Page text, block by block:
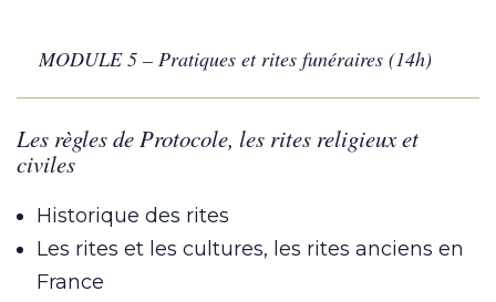
MODULE 5 – Pratiques et rites funéraires (14h)
Les règles de Protocole, les rites religieux et
civiles
Historique des rites
Les rites et les cultures, les rites anciens en
France